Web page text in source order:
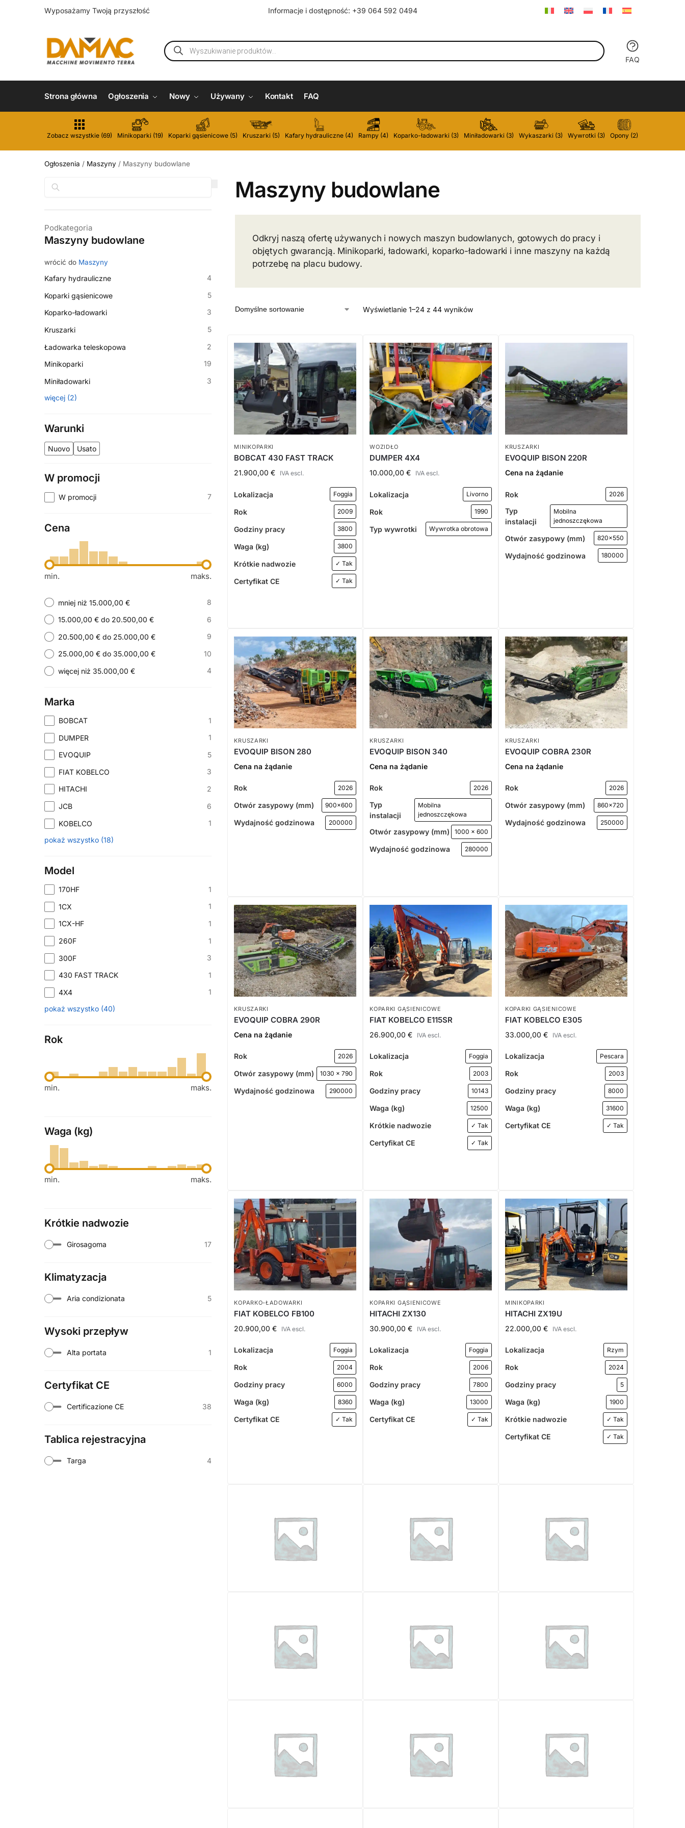
Wyposażamy Twoją przyszłość Informacje i dostępność: +39 064 592 0494
FAQ
Strona główna Ogłoszenia Nowy Używany Kontakt FAQ
Zobacz wszystkie (69) Minikoparki (19) Koparki gąsienicowe (5) Kruszarki (5) Kafary hydrauliczne (4) Rampy (4) Koparko-ładowarki (3) Miniładowarki (3) Wykaszarki (3) Wywrotki (3) Opony (2)
Ogłoszenia / Maszyny / Maszyny budowlane
Maszyny budowlane
Odkryj naszą ofertę używanych i nowych maszyn budowlanych, gotowych do pracy i
objętych gwarancją. Minikoparki, ładowarki, koparko-ładowarki i inne maszyny na każdą
potrzebę na placu budowy.
Wyświetlanie 1–24 z 44 wyników
MINIKOPARKI
BOBCAT 430 FAST TRACK
21.900,00€ IVA escl.
Lokalizacja Foggia
Rok 2009
Godziny pracy 3800
Waga (kg) 3800
Krótkie nadwozie ✓ Tak
Certyfikat CE ✓ Tak
WOZIDŁO
DUMPER 4X4
10.000,00€ IVA escl.
Lokalizacja Livorno
Rok 1990
Typ wywrotki Wywrotka obrotowa
KRUSZARKI
EVOQUIP BISON 220R
Cena na żądanie
Rok 2026
Typ
instalacji
Mobilna
jednoszczękowa
Otwór zasypowy (mm) 820x550
Wydajność godzinowa 180000
KRUSZARKI
EVOQUIP BISON 280
Cena na żądanie
Rok 2026
Otwór zasypowy (mm) 900x600
Wydajność godzinowa 200000
KRUSZARKI
EVOQUIP BISON 340
Cena na żądanie
Rok 2026
Typ
instalacji
Mobilna
jednoszczękowa
Otwór zasypowy (mm) 1000 x 600
Wydajność godzinowa 280000
KRUSZARKI
EVOQUIP COBRA 230R
Cena na żądanie
Rok 2026
Otwór zasypowy (mm) 860x720
Wydajność godzinowa 250000
KRUSZARKI
EVOQUIP COBRA 290R
Cena na żądanie
Rok 2026
Otwór zasypowy (mm) 1030 x 790
Wydajność godzinowa 290000
KOPARKI GĄSIENICOWE
FIAT KOBELCO E115SR
26.900,00€ IVA escl.
Lokalizacja Foggia
Rok 2003
Godziny pracy 10143
Waga (kg) 12500
Krótkie nadwozie ✓ Tak
Certyfikat CE ✓ Tak
KOPARKI GĄSIENICOWE
FIAT KOBELCO E305
33.000,00€ IVA escl.
Lokalizacja Pescara
Rok 2003
Godziny pracy 8000
Waga (kg) 31600
Certyfikat CE ✓ Tak
KOPARKO-ŁADOWARKI
FIAT KOBELCO FB100
20.900,00€ IVA escl.
Lokalizacja Foggia
Rok 2004
Godziny pracy 6000
Waga (kg) 8360
Certyfikat CE ✓ Tak
KOPARKI GĄSIENICOWE
HITACHI ZX130
30.900,00€ IVA escl.
Lokalizacja Foggia
Rok 2006
Godziny pracy 7800
Waga (kg) 13000
Certyfikat CE ✓ Tak
MINIKOPARKI
HITACHI ZX19U
22.000,00€ IVA escl.
Lokalizacja Rzym
Rok 2024
Godziny pracy 5
Waga (kg) 1900
Krótkie nadwozie ✓ Tak
Certyfikat CE ✓ Tak
Podkategoria
Maszyny budowlane
wrócić do Maszyny
Kafary hydrauliczne 4
Koparki gąsienicowe 5
Koparko-ładowarki 3
Kruszarki 5
Ładowarka teleskopowa 2
Minikoparki 19
Miniładowarki
3
więcej (2)
Warunki
Nuovo Usato
W promocji
W promocji 7
Cena
min. maks.
mniej niż 15.000,00 € 8
15.000,00 € do 20.500,00 € 6
20.500,00 € do 25.000,00 € 9
25.000,00 € do 35.000,00 € 10
więcej niż 35.000,00 € 4
Marka
BOBCAT 1
DUMPER 1
EVOQUIP 5
FIAT KOBELCO 3
HITACHI 2
JCB 6
KOBELCO
1
pokaż wszystko (18)
Model
170HF 1
1CX 1
1CX-HF 1
260F 1
300F 3
430 FAST TRACK 1
4X4
1
pokaż wszystko (40)
Rok
min. maks.
Waga (kg)
min. maks.
Krótkie nadwozie
Girosagoma 17
Klimatyzacja
Aria condizionata 5
Wysoki przepływ
Alta portata 1
Certyfikat CE
Certificazione CE 38
Tablica rejestracyjna
Targa 4